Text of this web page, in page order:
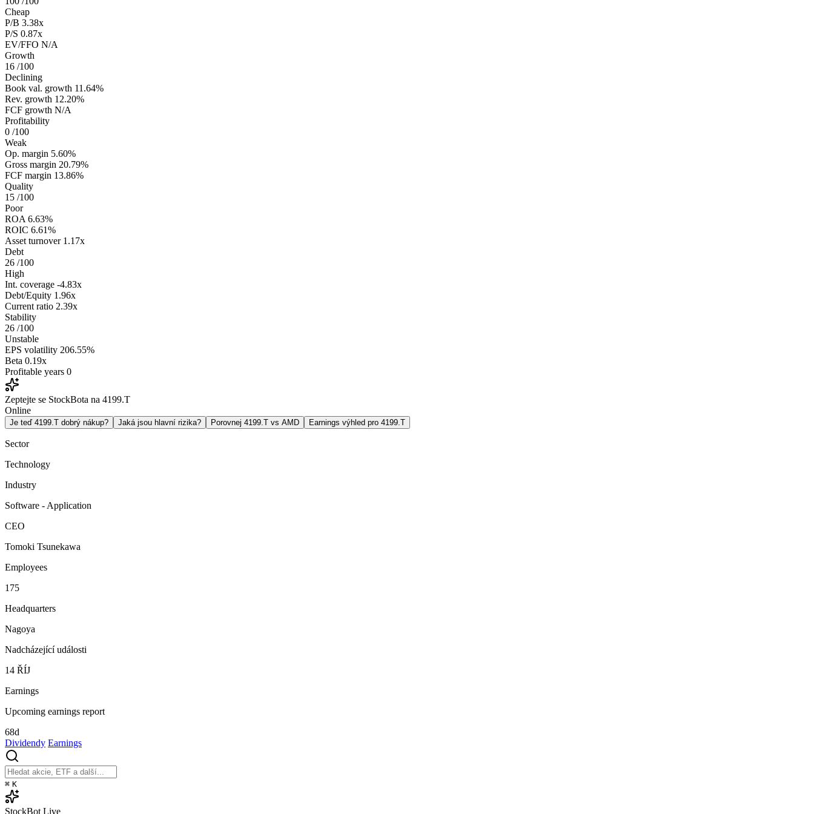
Cheap
P/B 3.38x
P/S 0.87x
EV/FFO N/A
Growth
16 /100
Declining
Book val. growth 11.64%
Rev. growth 12.20%
FCF growth N/A
Profitability
0 /100
Weak
Op. margin 5.60%
Gross margin 20.79%
FCF margin 13.86%
Quality
15 /100
Poor
ROA 6.63%
ROIC 6.61%
Asset turnover 1.17x
Debt
26 /100
High
Int. coverage -4.83x
Debt/Equity 1.96x
Current ratio 2.39x
Stability
26 /100
Unstable
EPS volatility 206.55%
Beta 0.19x
Profitable years 0
Zeptejte se StockBota na 4199.T
Online
Je teď 4199.T dobrý nákup? Jaká jsou hlavní rizika? Porovnej 4199.T vs AMD Earnings výhled pro 4199.T
Sector
Technology
Industry
Software - Application
CEO
Tomoki Tsunekawa
Employees
175
Headquarters
Nagoya
Nadcházející události
14 ŘÍJ
Earnings
Upcoming earnings report
68d
Dividendy Earnings
⌘ K
StockBot Live